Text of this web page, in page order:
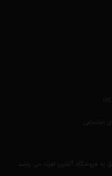
فروشگاه آنلاین افرند می باشد.
اجتماعی